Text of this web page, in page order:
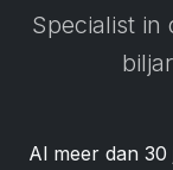
Specialist in
Al meer dan 30